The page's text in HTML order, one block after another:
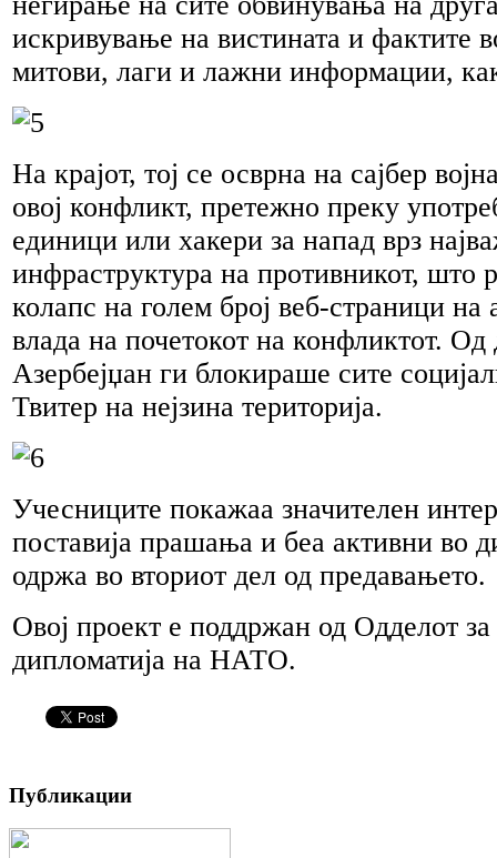
искривување на вистината и фактите
митови, лаги и лажни информации,
На крајот, тој се осврна на сајбер
овој конфликт, претежно преку
единици или хакери за напад врз
инфраструктура на противникот, што
колапс на голем број веб-страници на
влада на почетокот на конфликтот. Од
Азербејџан ги блокираше сите
Твитер на нејзина територија.
Учесниците покажаа значителен
поставија прашања и беа активни во
одржа во вториот дел од предавањето.
Овој проект е поддржан од Одделот за
дипломатија на НАТО.
Публикации